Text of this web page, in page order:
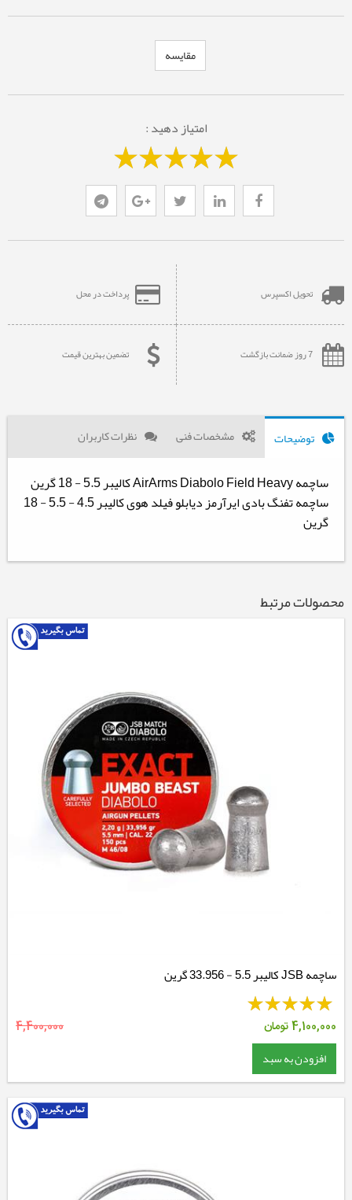
مقایسه
امتیاز دهید :
تحویل اکسپرس پرداخت در محل
7 روز ضمانت بازگشت تضمین بهترین قیمت
توضیحات مشخصات فنی نظرات کاربران
ساچمه AirArms Diabolo Field Heavy کالیبر 5.5 - 18 گرین
ساچمه تفنگ بادی ایرآرمز دیابلو فیلد هوی کالیبر 4.5 - 5.5 - 18
گرین
محصولات مرتبط
ساچمه JSB کالیبر 5.5 - 33.956 گرین
4,100,000تومان 4,400,000
افزودن به سبد